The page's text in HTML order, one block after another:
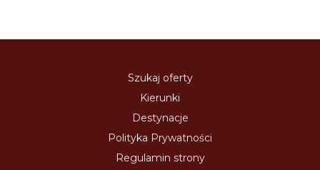
Szukaj oferty
Kierunki
Destynacje
Polityka Prywatności
Regulamin strony